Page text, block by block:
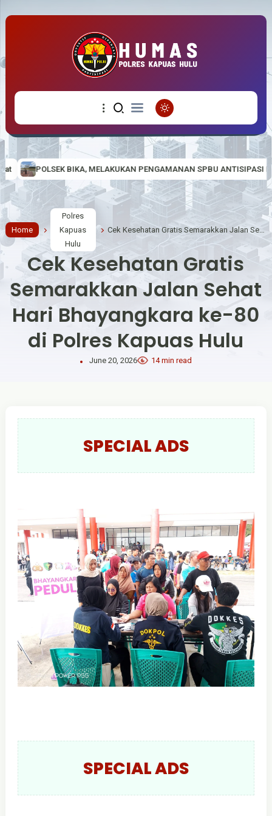
MELAKUKAN PENGAMANAN SPBU ANTISIPASI PENYALAHGUNAAN
Home
Polres
Kapuas
Hulu
Cek Kesehatan Gratis Semarakkan Jalan Sehat Hari Bhayangkara ke-80 di Polres Kapuas Hulu
Cek Kesehatan Gratis
Semarakkan Jalan Sehat
Hari Bhayangkara ke-80
di Polres Kapuas Hulu
June 20, 2026 14 min read
SPECIAL ADS
SPECIAL ADS